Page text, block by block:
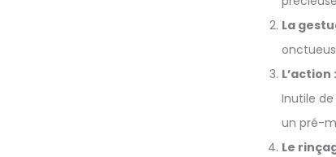
La
L’action :
Inutile
un pré-
Le